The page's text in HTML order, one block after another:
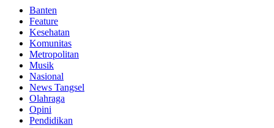
Banten
Feature
Kesehatan
Komunitas
Metropolitan
Musik
Nasional
News Tangsel
Olahraga
Opini
Pendidikan